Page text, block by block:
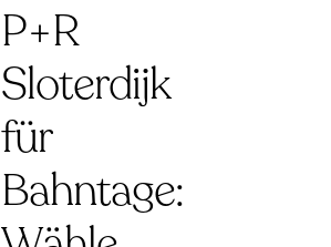
P+R
Sloterdijk
für
Bahntage: